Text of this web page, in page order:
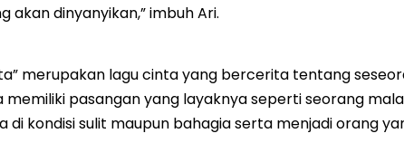
akan dinyanyikan,” imbuh Ari.
merupakan lagu cinta yang bercerita tentang
memiliki pasangan yang layaknya seperti seorang
di kondisi sulit maupun bahagia serta menjadi orang